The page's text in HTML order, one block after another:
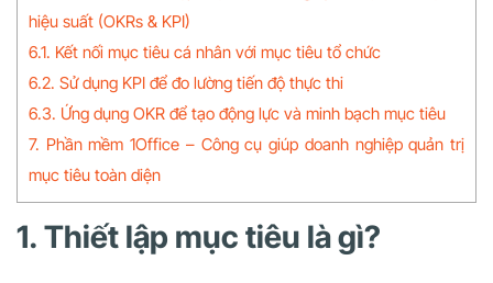
hiệu suất (OKRs & KPI)
6.1. Kết nối mục tiêu cá nhân với mục tiêu tổ chức
6.2. Sử dụng KPI để đo lường tiến độ thực thi
6.3. Ứng dụng OKR để tạo động lực và minh bạch mục tiêu
7. Phần mềm 1Office – Công cụ giúp doanh nghiệp quản trị
mục tiêu toàn diện
1. Thiết lập mục tiêu là gì?